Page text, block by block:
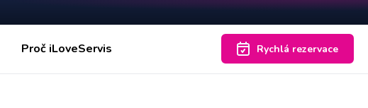
Proč iLoveServis Rychlá rezervace